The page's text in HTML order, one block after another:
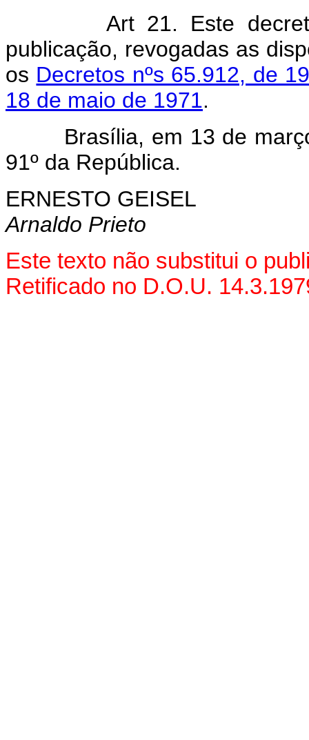
Art 21. Este
publicação, revogadas as
os Decretos nºs 65.912, de
18 de maio de 1971.
Brasília, em 13 de março
91º da República.
ERNESTO GEISEL
Arnaldo Prieto
Este texto não substitui o
Retificado no D.O.U.